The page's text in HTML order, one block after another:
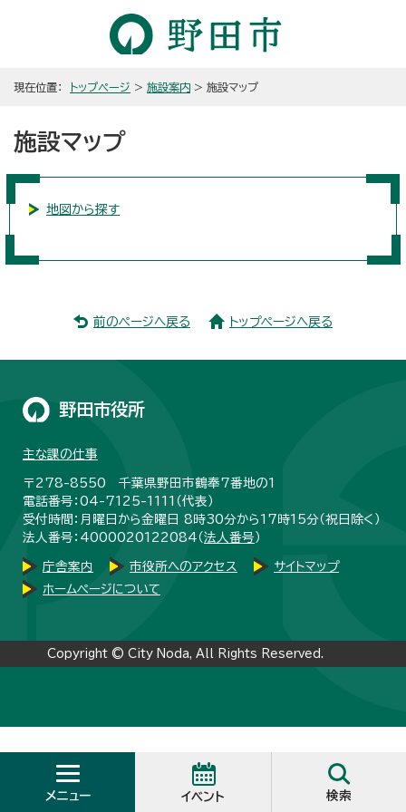
現在位置： トップページ > 施設案内 > 施設マップ
施設マップ
地図から探す
前のページへ戻る トップページへ戻る
メニュー イベント 検索
野田市役所
主な課の仕事
〒278-8550 千葉県野田市鶴奉7番地の1
電話番号：04-7125-1111（代表）
受付時間：月曜日から金曜日 8時30分から17時15分（祝日除く）
法人番号：4000020122084（法人番号 ）
庁舎案内 市役所へのアクセス
サイトマップ
ホームページについて
Copyright © City Noda, All Rights Reserved.